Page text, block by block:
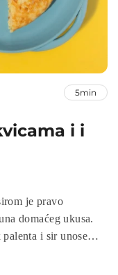
5min
i i
je pravo
domaćeg ukusa.
i sir unose